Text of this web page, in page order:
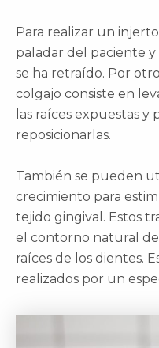
Para realizar un
paladar del paciente
se ha retraído. Por
colgajo consiste en
las raíces expuestas
reposicionarlas.
También se pueden
crecimiento para
tejido gingival. Estos
el contorno natural
raíces de los dientes.
realizados por un